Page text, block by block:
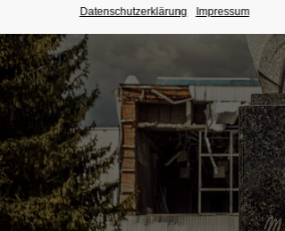
Datenschutzerklärung Impressum